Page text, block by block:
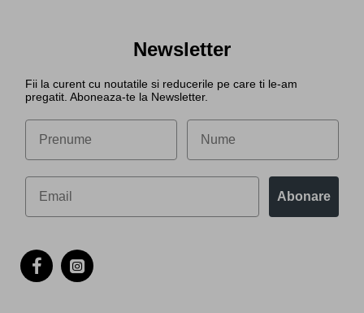
Newsletter
Fii la curent cu noutatile si reducerile pe care ti le-am
pregatit. Aboneaza-te la Newsletter.
Abonare